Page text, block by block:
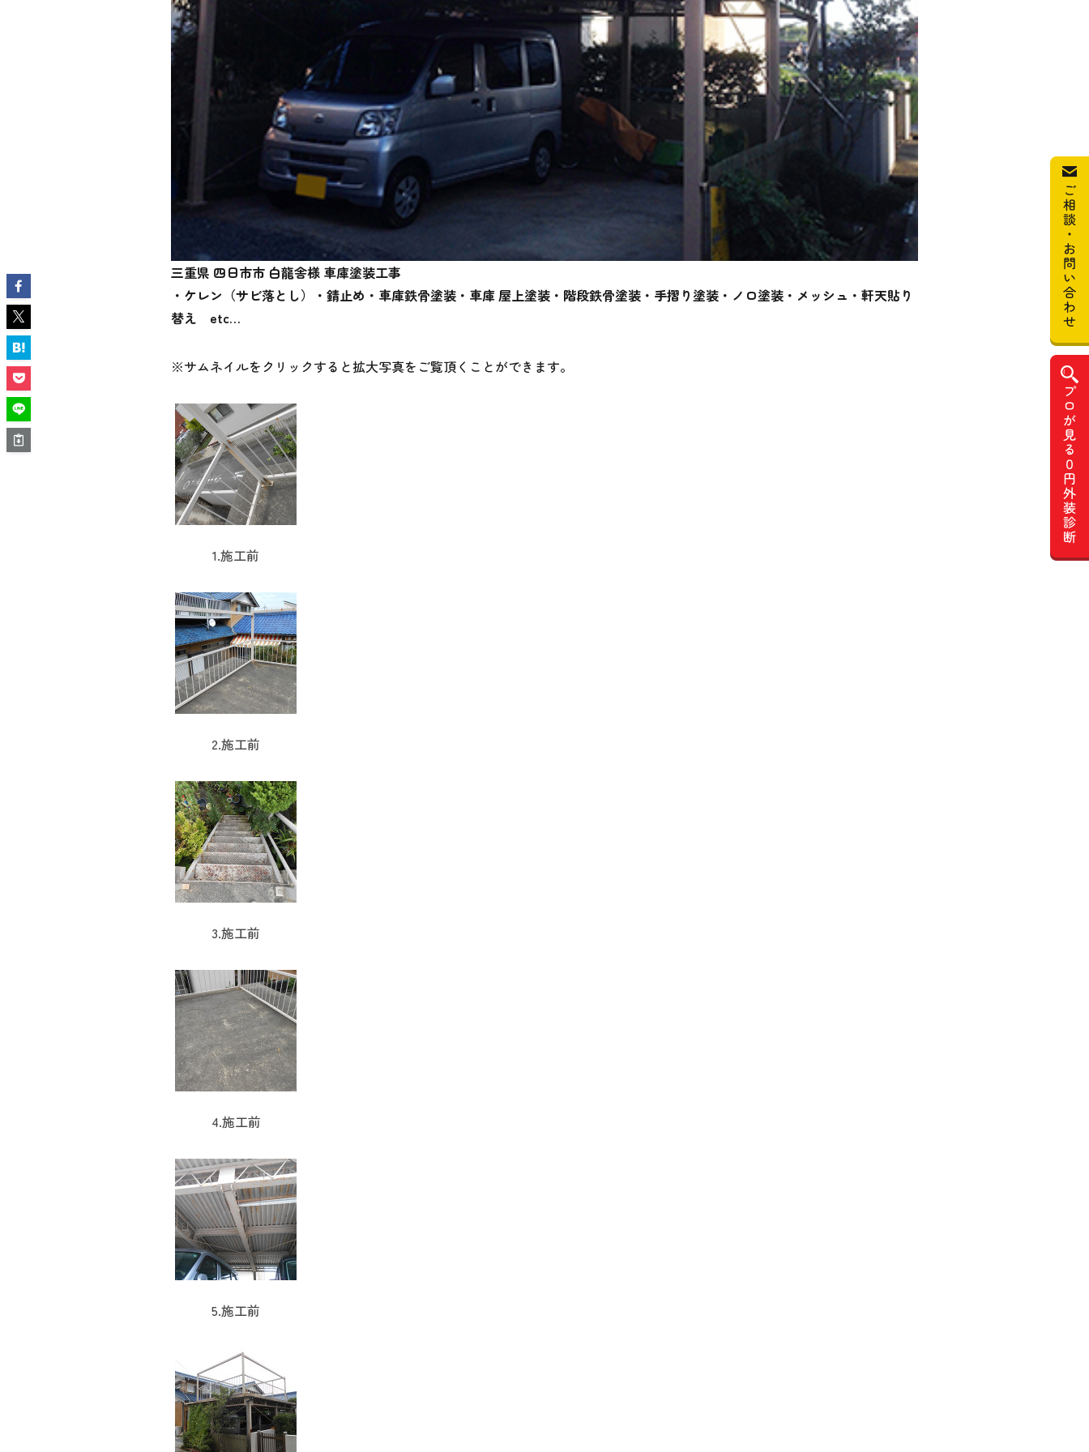
三重県 四日市市 白龍舎様 車庫塗装工事
・ケレン（サビ落とし）・錆止め・車庫鉄骨塗装・車庫 屋上塗装・階段鉄骨塗装・手摺り塗装・ノロ塗装・メッシュ・軒天貼り
替え
etc…
※サムネイルをクリックすると拡大写真をご覧頂くことができます。
1.施工前
2.施工前
3.施工前
4.施工前
5.施工前